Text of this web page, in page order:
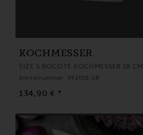
KOCHMESSER
SIZE S BOCOTE KOCHMESSER 18 CM
Artikelnummer: 992018 GB
134,90 € *